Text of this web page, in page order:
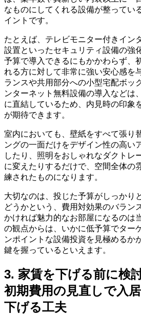
なものにしてくれる設備が整ってい
イントです。
たとえば、テレビモニター付きイン
設置といったセキュリティ設備の強
予算で導入できるにもかかわらず、
れる方に対して非常に強い安心感を
ランスや共用部分への小型宅配ボッ
ンターネット無料設備の導入などは
に直結しているため、内見時の印象
が期待できます。
室内においても、壁紙をすべて張り
ングの一面だけをデザイン性の高い
したり、照明をおしゃれなダクトレ
に変えたりするだけで、空間全体の
練されたものになります。
大切なのは、投じた予算がしっかり
どうかという、費用対効果のバラン
かければ魅力的なお部屋になるのは
の観点からは、いかに低予算でター
ンポイントな設備投資を見極めるか
鍵を握っているといえます。
3. 家賃を下げる前に検
初期費用の見直しで入
下げる工夫